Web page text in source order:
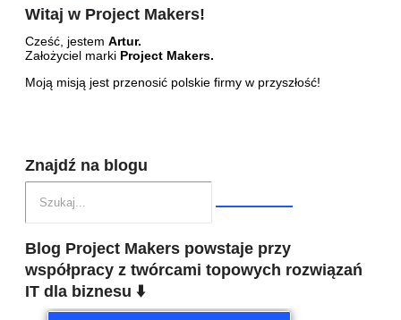
Witaj w Project Makers!
Cześć, jestem Artur.
Założyciel marki Project Makers.
Moją misją jest przenosić polskie firmy w przyszłość!
Znajdź na blogu
Blog Project Makers powstaje przy
współpracy z twórcami topowych rozwiązań
IT dla biznesu ⬇️